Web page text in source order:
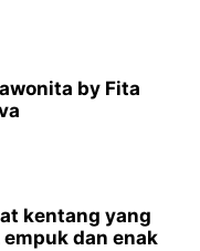
by Fita
kentang yang
dan enak